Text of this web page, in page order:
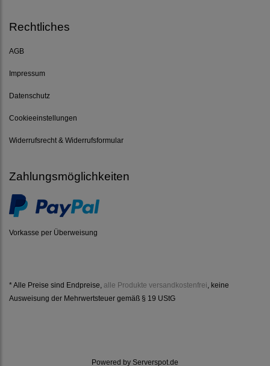
Rechtliches
AGB
Impressum
Datenschutz
Cookieeinstellungen
Widerrufsrecht & Widerrufsformular
Zahlungsmöglichkeiten
Vorkasse per Überweisung
* Alle Preise sind Endpreise, alle Produkte versandkostenfrei , keine
Ausweisung der Mehrwertsteuer gemäß § 19 UStG
Powered by Serverspot.de